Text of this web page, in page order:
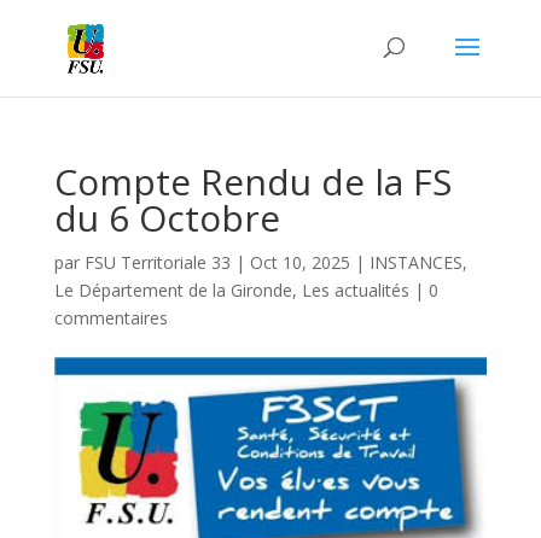
Compte Rendu de la FS
du 6 Octobre
par FSU Territoriale 33 | Oct 10, 2025 | INSTANCES,
Le Département de la Gironde, Les actualités | 0
commentaires